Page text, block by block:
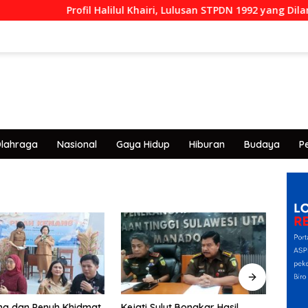
Profil Halilul Khairi, Lulusan STPDN 1992 yang Dilantik Menjadi
Nasional Gaya Hidup Hiburan Budaya